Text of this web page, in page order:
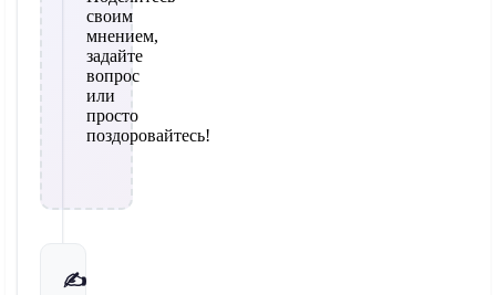
своим
мнением,
задайте
вопрос
или
просто
поздоровайтесь!
✍️